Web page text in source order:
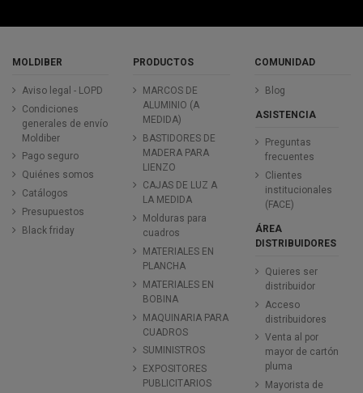
MOLDIBER
Aviso legal - LOPD
Condiciones
generales de envío
Moldiber
Pago seguro
Quiénes somos
Catálogos
Presupuestos
Black friday
PRODUCTOS
MARCOS DE
ALUMINIO (A
MEDIDA)
BASTIDORES DE
MADERA PARA
LIENZO
CAJAS DE LUZ A
LA MEDIDA
Molduras para
cuadros
MATERIALES EN
PLANCHA
MATERIALES EN
BOBINA
MAQUINARIA PARA
CUADROS
SUMINISTROS
EXPOSITORES
PUBLICITARIOS
COMUNIDAD
Blog
ASISTENCIA
Preguntas
frecuentes
Clientes
institucionales
(FACE)
ÁREA
DISTRIBUIDORES
Quieres ser
distribuidor
Acceso
distribuidores
Venta al por
mayor de cartón
pluma
Mayorista de